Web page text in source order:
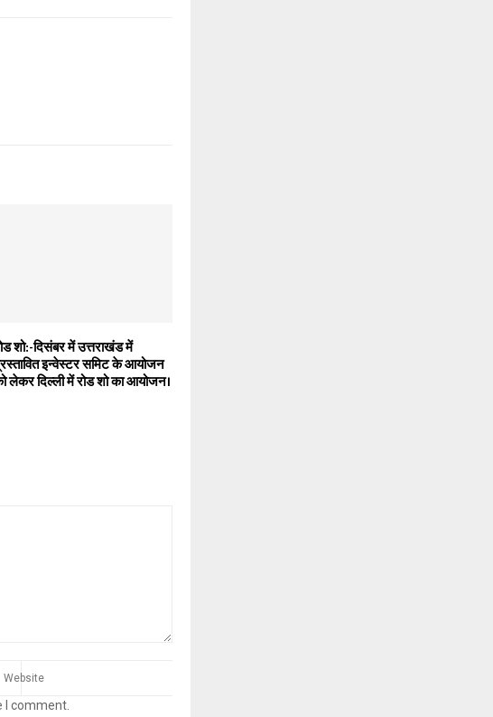
शो:-दिसंबर में उत्तराखंड में
इन्वेस्टर समिट के आयोजन
लेकर दिल्ली में रोड शो का आयोजन।
I comment.